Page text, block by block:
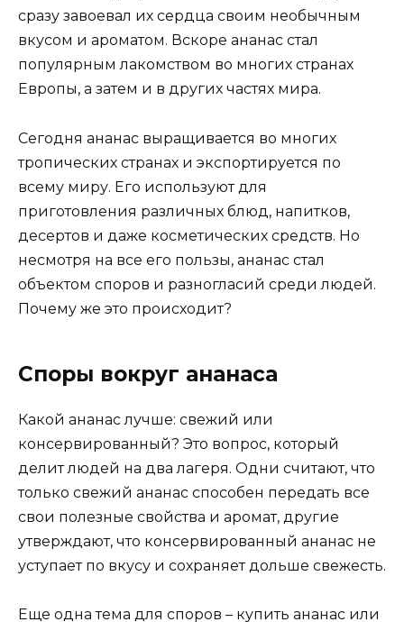
сразу завоевал их сердца своим необычным
вкусом и ароматом. Вскоре ананас стал
популярным лакомством во многих странах
Европы, а затем и в других частях мира.
Сегодня ананас выращивается во многих
тропических странах и экспортируется по
всему миру. Его используют для
приготовления различных блюд, напитков,
десертов и даже косметических средств. Но
несмотря на все его пользы, ананас стал
объектом споров и разногласий среди людей.
Почему же это происходит?
Споры вокруг ананаса
Какой ананас лучше: свежий или
консервированный? Это вопрос, который
делит людей на два лагеря. Одни считают, что
только свежий ананас способен передать все
свои полезные свойства и аромат, другие
утверждают, что консервированный ананас не
уступает по вкусу и сохраняет дольше свежесть.
Еще одна тема для споров – купить ананас или